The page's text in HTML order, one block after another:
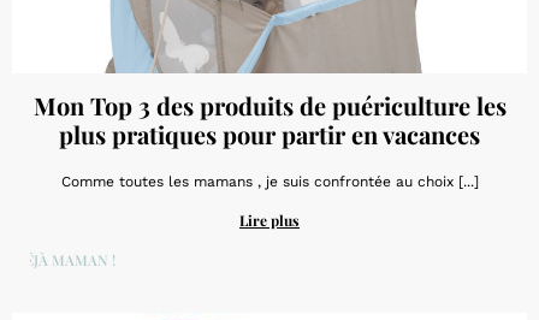
Mon Top 3 des produits de puériculture les
plus pratiques pour partir en vacances
Comme toutes les mamans , je suis confrontée au choix [...]
Lire plus
DÉJÀ MAMAN !